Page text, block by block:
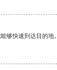
够快速到达目的地。